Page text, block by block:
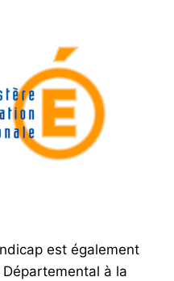
est également
à la